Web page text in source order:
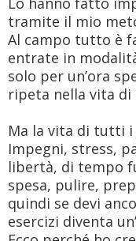
tramite il mio
Al campo tutto è
entrate in
solo per un’ora
ripeta nella vita
Ma la vita di tutti
Impegni, stress,
libertà, di tempo
spesa, pulire,
quindi se devi
esercizi diventa